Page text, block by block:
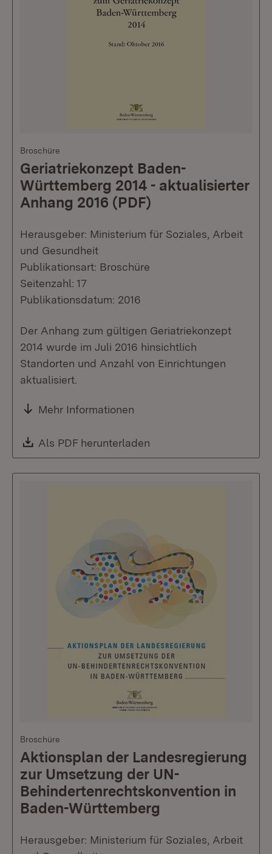
Broschüre
Geriatriekonzept Baden-
Württemberg 2014 - aktualisierter
Anhang 2016 (PDF)
Herausgeber: Ministerium für Soziales, Arbeit
und Gesundheit
Publikationsart: Broschüre
Seitenzahl: 17
Publikationsdatum: 2016
Der Anhang zum gültigen Geriatriekonzept
2014 wurde im Juli 2016 hinsichtlich
Standorten und Anzahl von Einrichtungen
aktualisiert.
Mehr Informationen
Download:
Als PDF herunterladen
Broschüre
Aktionsplan der Landesregierung
zur Umsetzung der UN-
Behindertenrechtskonvention in
Baden-Württemberg
Herausgeber: Ministerium für Soziales, Arbeit